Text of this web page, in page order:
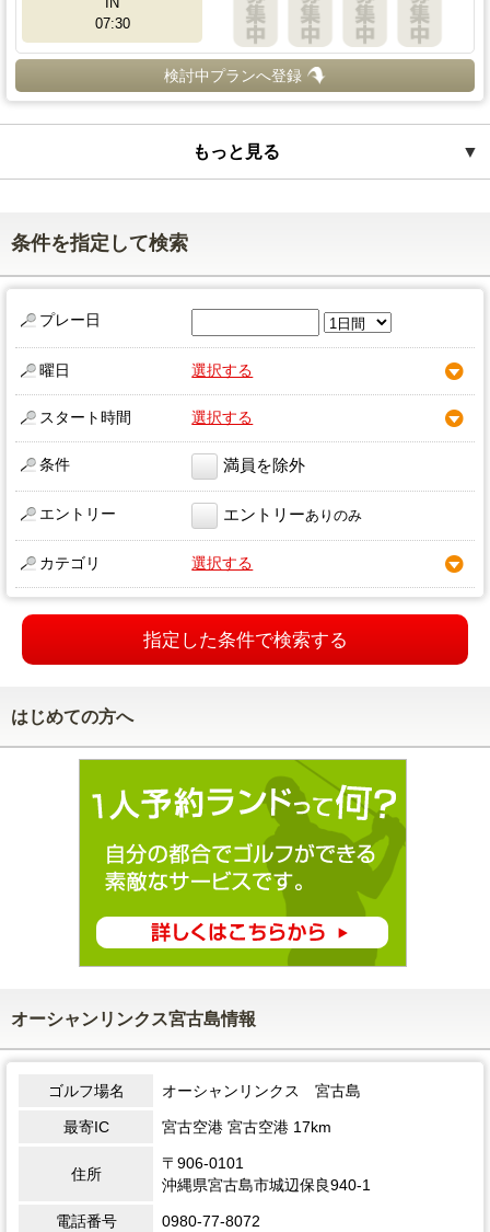
07:30
検討中プランへ登録
▼
もっと見る
条件を指定して検索
プレー日
曜日 選択する
スタート時間 選択する
条件 満員を除外
エントリー エントリーありのみ
カテゴリ 選択する
指定した条件で検索する
はじめての方へ
オーシャンリンクス宮古島情報
ゴルフ場名 オーシャンリンクス 宮古島
最寄IC 宮古空港 宮古空港 17km
住所
〒906-0101
沖縄県宮古島市城辺保良940-1
電話番号 0980-77-8072